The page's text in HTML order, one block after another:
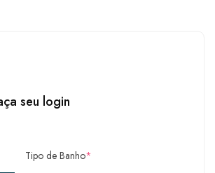
seu login
Tipo de Banho*